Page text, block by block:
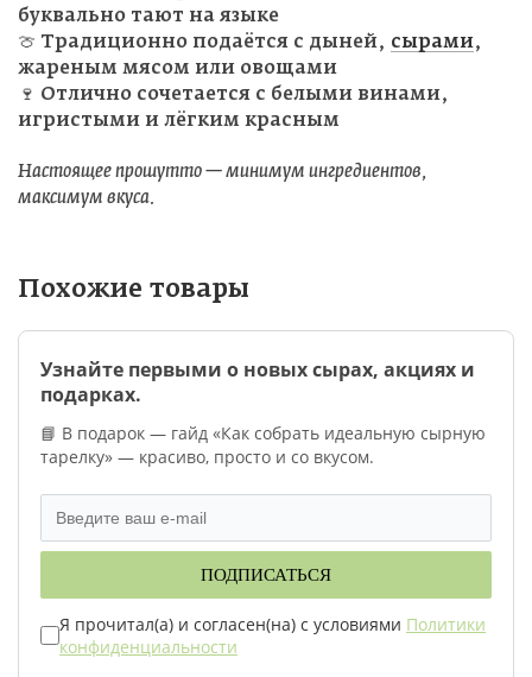
буквально тают на языке
🍈 Традиционно подаётся с дыней, сырами ,
жареным мясом или овощами
🍷 Отлично сочетается с белыми винами,
игристыми и лёгким красным
Настоящее прошутто — минимум ингредиентов,
максимум вкуса.
Похожие товары
Узнайте первыми о новых сырах, акциях и
подарках.
📘 В подарок — гайд «Как собрать идеальную сырную
тарелку» — красиво, просто и со вкусом.
ПОДПИСАТЬСЯ
Я прочитал(а) и согласен(на) с условиями Политики
конфиденциальности